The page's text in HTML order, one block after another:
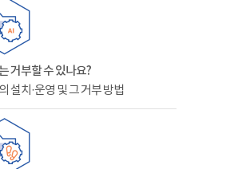
거부할 수 있나요?
설치·운영 및 그 거부 방법